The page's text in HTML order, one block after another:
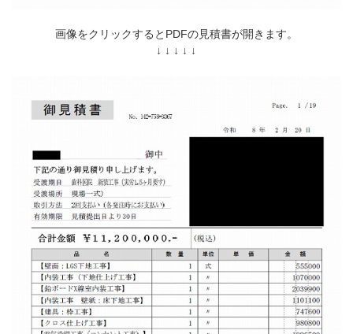
画像をクリックするとPDFの見積書が開きます。
↓ ↓ ↓ ↓ ↓